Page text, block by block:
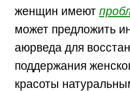
женщин имеют
может предложить
аюрведа для
поддержания
красоты